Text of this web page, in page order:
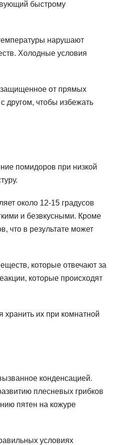
быстрому
нарушают
Холодные условия
от прямых
другом, чтобы избежать
помидоров при низкой
около 12-15 градусов
и безвкусными. Кроме
что в результате может
которые отвечают за
которые происходят
хранить их при комнатной
конденсацией.
плесневых грибков
пятен на кожуре
условиях